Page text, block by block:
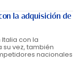
la adquisición de
con la
vez, también
nacionales